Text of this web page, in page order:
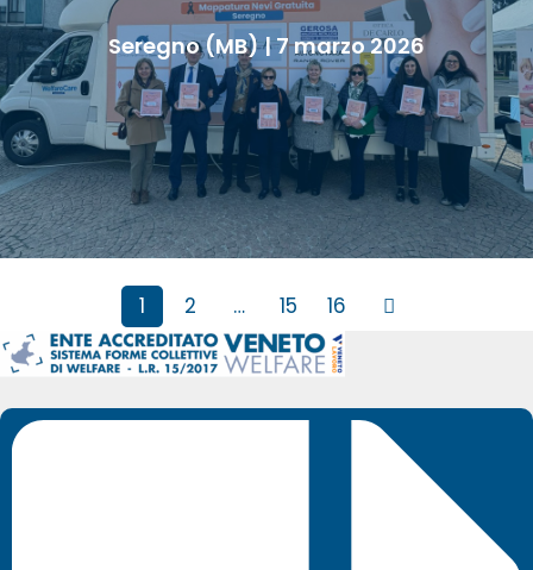
Seregno (MB) | 7 marzo 2026
1 2 … 15 16